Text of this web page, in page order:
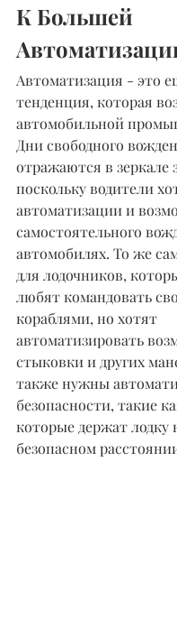
К Большей
Автоматизация - это
тенденция, которая
автомобильной
Дни свободного
отражаются в зеркале
поскольку водители
автоматизации и
самостоятельного
автомобилях. То же
для лодочников,
любят командовать
кораблями, но хотят
автоматизировать
стыковки и других
также нужны
безопасности, такие
которые держат лодку
безопасном